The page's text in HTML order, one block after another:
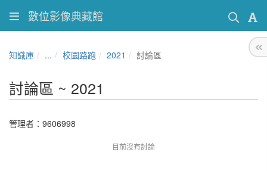
數位影像典藏館
知識庫 ... 校園路跑 2021 討論區
討論區 ~ 2021
管理者：9606998
目前沒有討論